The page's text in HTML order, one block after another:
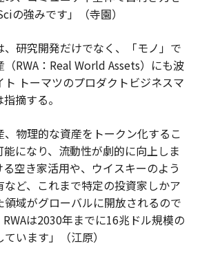
の強みです」（寺園）
、研究開発だけでなく、「モノ」で
RWA：Real World Assets）にも波
トーマツのプロダクトビジネスマ
摘する。
、物理的な資産をトークン化するこ
能になり、流動性が劇的に向上しま
空き家活用や、ウイスキーのよう
ど、これまで特定の投資家しかア
領域がグローバルに開放されるので
は2030年までに16兆ドル規模の
います」（江原）